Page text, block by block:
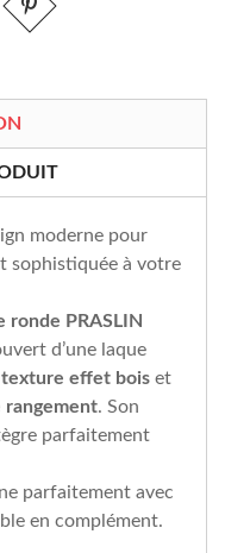
moderne pour
sophistiquée à votre
ronde PRASLIN
d’une laque
texture effet bois et
. Son
parfaitement
parfaitement avec
en complément.